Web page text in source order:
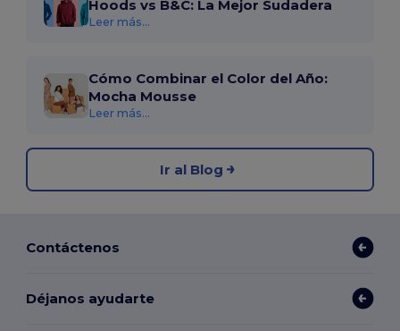
Hoods vs B&C: La Mejor Sudadera
Leer más...
Cómo Combinar el Color del Año:
Mocha Mousse
Leer más...
Ir al Blog
Contáctenos
Déjanos ayudarte